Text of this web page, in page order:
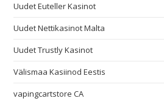
Uudet Euteller Kasinot
Uudet Nettikasinot Malta
Uudet Trustly Kasinot
Välismaa Kasiinod Eestis
vapingcartstore CA